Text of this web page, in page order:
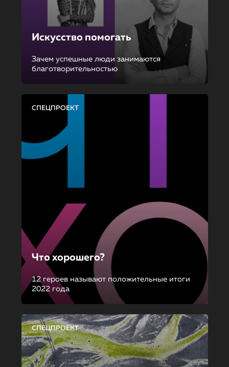
Искусство помогать
Зачем успешные люди занимаются
благотворительностью
СПЕЦПРОЕКТ
Что хорошего?
12 героев называют положительные итоги
2022 года
СПЕЦПРОЕКТ